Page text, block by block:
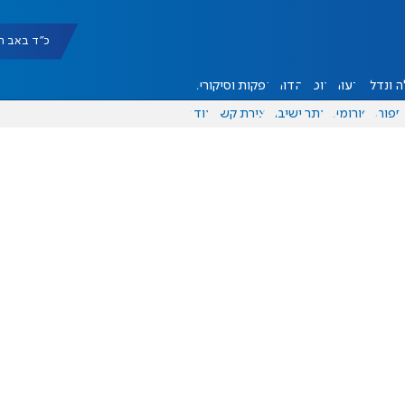
כ"ד באב תשפ"ו
ונדל"ן דעות אוכל יהדות הפקות וסיקורים
ספורט פורומים אתר ישיבה יצירת קשר עוד